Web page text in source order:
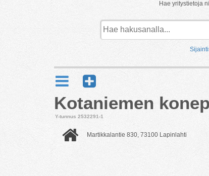
Hae yritystietoja
Kotaniemen
Y-tunnus 2532291-1
Martikkalantie 830, 73100 Lapinlahti